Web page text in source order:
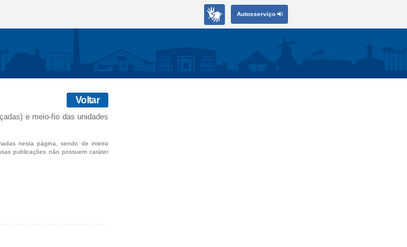
Autosserviço
Voltar
e meio-fio das unidades
nesta página, sendo de inteira
publicações não possuem caráter